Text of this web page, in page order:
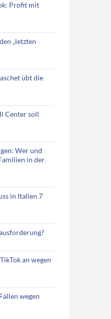
Profit mit
„letzten
übt die
Center soll
Wer und
in der
in Italien 7
an wegen
wegen